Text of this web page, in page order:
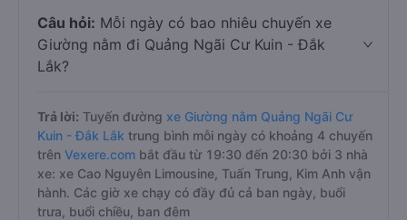
Câu hỏi: Mỗi ngày có bao nhiêu chuyến xe
Giường nằm đi Quảng Ngãi Cư Kuin - Đắk
Lắk?
Trả lời: Tuyến đường xe Giường nằm Quảng Ngãi Cư
Kuin - Đắk Lắk trung bình mỗi ngày có khoảng 4 chuyến
trên Vexere.com bắt đầu từ 19:30 đến 20:30 bởi 3 nhà
xe: xe Cao Nguyên Limousine, Tuấn Trung, Kim Anh vận
hành. Các giờ xe chạy có đầy đủ cả ban ngày, buổi
trưa, buổi chiều, ban đêm